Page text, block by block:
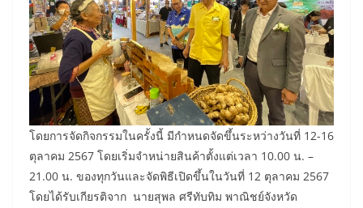
โดยการจัดกิจกรรมในครั้งนี้ มีกำหนดจัดขึ้นระหว่างวันที่ 12-16
ตุลาคม 2567 โดยเริ่มจำหน่ายสินค้าตั้งแต่เวลา 10.00 น. –
21.00 น. ของทุกวันและจัดพิธีเปิดขึ้นในวันที่ 12 ตุลาคม 2567
โดยได้รับเกียรติจาก นายสุพล ศรีทับทิม พาณิชย์จังหวัด